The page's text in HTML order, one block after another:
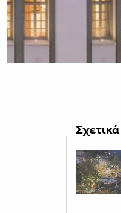
Σχετικά